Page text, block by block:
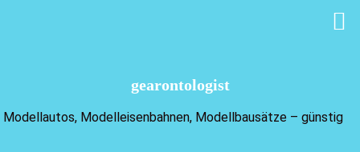
Modellautos, Modelleisenbahnen, Modellbausätze – günstig
gearontologist